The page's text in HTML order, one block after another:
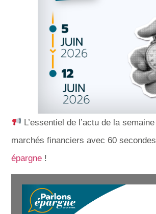
L’essentiel de l’actu de la
marchés financiers avec 60
épargne !